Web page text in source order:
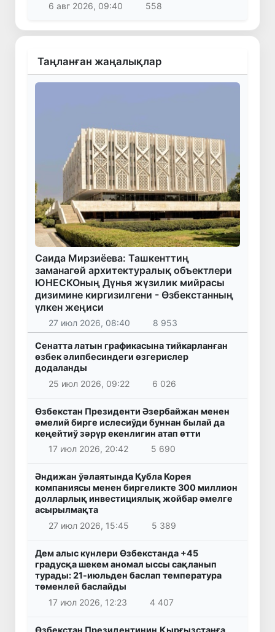
6 авг 2026, 09:40
558
Таңланған жаңалықлар
Саида Мирзиёева: Ташкенттиң
заманагөй архитектуралық объектлери
ЮНЕСКОның Дүнья жүзилик мийрасы
дизимине киргизилгени - Өзбекстанның
үлкен жеңиси
27 июл 2026, 08:40 8 953
Сенатта латын графикасына тийкарланған
өзбек әлипбесиндеги өзгерислер
додаланды
25 июл 2026, 09:22
6 026
Өзбекстан Президенти Әзербайжан менен
әмелий бирге ислесиўди буннан былай да
кеңейтиў зәрүр екенлигин атап өтти
17 июл 2026, 20:42
5 690
Әндижан ўәлаятында Қубла Корея
компаниясы менен биргеликте 300 миллион
долларлық инвестициялық жойбар әмелге
асырылмақта
27 июл 2026, 15:45
5 389
Дем алыс күнлери Өзбекстанда +45
градусқа шекем аномал ыссы сақланып
турады: 21-июльден баслап температура
төменлей баслайды
17 июл 2026, 12:23
4 407
Өзбекстан Президентиниң Қырғызстанға